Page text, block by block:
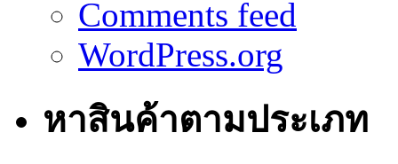
Comments feed
WordPress.org
หาสินค้าตามประเภท